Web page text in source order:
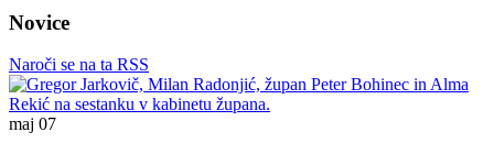
Novice
Naroči se na ta RSS
maj 07